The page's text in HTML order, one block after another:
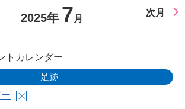
2025年 7 月
次月
トカレンダー
足跡